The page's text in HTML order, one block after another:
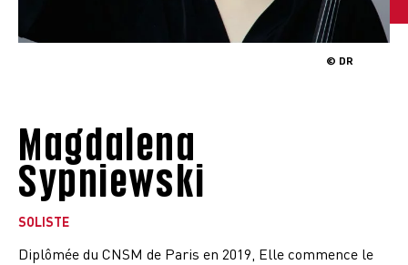
© DR
Magdalena
Sypniewski
SOLISTE
Diplômée du CNSM de Paris en 2019, Elle commence le